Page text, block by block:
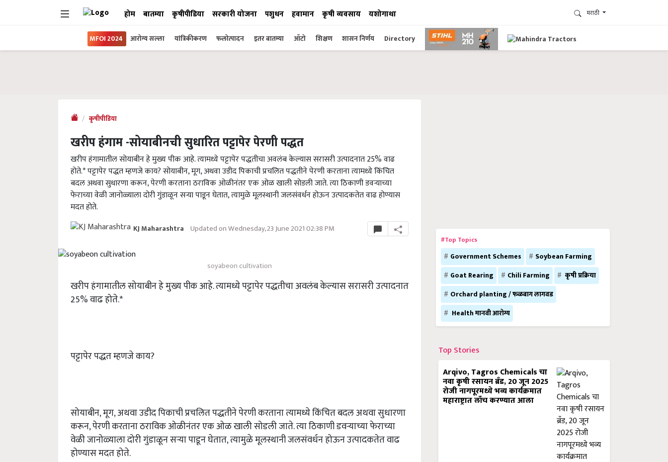
होम बातम्या कृषीपीडिया सरकारी योजना पशुधन हवामान कृषी व्यवसाय यशोगाथा मराठी
MFOI 2024 आरोग्य सल्ला यांत्रिकीकरण फलोत्पादन इतर बातम्या ऑटो शिक्षण शासन निर्णय Directory
कृषीपीडिया
खरीप हंगाम -सोयाबीनची सुधारित पट्टापेर पेरणी पद्धत
खरीप हंगामातील सोयाबीन हे मुख्य पीक आहे. त्यामध्ये पट्टापेर पद्धतीचा अवलंब केल्यास सरासरी उत्पादनात 25% वाढ
होते.* पट्टापेर पद्धत म्हणजे काय? सोयाबीन, मूग, अथवा उडीद पिकाची प्रचलित पद्धतीने पेरणी करताना त्यामध्ये किंचित
बदल अथवा सुधारणा करून, पेरणी करताना ठराविक ओळीनंतर एक ओळ खाली सोडली जाते. त्या ठिकाणी डवऱ्याच्या
फेराच्या वेळी जानोळ्याला दोरी गुंडाळून सऱ्या पाडून घेतात, त्यामुळे मूलस्थानी जलसंवर्धन होऊन उत्पादकतेत वाढ होण्यास
मदत होते.
KJ Maharashtra Updated on Wednesday, 23 June 2021 02:38 PM
soyabeon cultivation
खरीप हंगामातील सोयाबीन हे मुख्य पीक आहे. त्यामध्ये पट्टापेर पद्धतीचा अवलंब केल्यास सरासरी उत्पादनात
25% वाढ होते.*
पट्टापेर पद्धत म्हणजे काय?
सोयाबीन, मूग, अथवा उडीद पिकाची प्रचलित पद्धतीने पेरणी करताना त्यामध्ये किंचित बदल अथवा सुधारणा
करून, पेरणी करताना ठराविक ओळीनंतर एक ओळ खाली सोडली जाते. त्या ठिकाणी डवऱ्याच्या फेराच्या
वेळी जानोळ्याला दोरी गुंडाळून सऱ्या पाडून घेतात, त्यामुळे मूलस्थानी जलसंवर्धन होऊन उत्पादकतेत वाढ
होण्यास मदत होते.
#Top Topics
Government Schemes
Soybean Farming
Goat Rearing
Chili Farming
कृषी प्रक्रिया
Orchard planting / फळबाग लागवड
Health मानवी आरोग्य
Top Stories
Arqivo, Tagros Chemicals चा
नवा कृषी रसायन ब्रँड, 20 जून 2025
रोजी नागपूरमध्ये भव्य कार्यक्रमात
महाराष्ट्रात लाँच करण्यात आला